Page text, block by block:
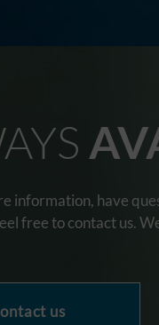
information, have
free to contact us.
us